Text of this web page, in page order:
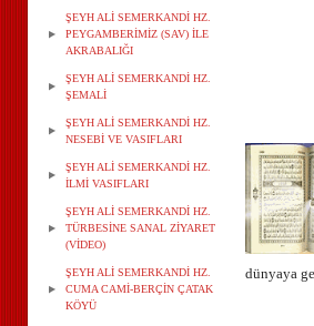
ŞEYH ALİ SEMERKANDİ HZ.
PEYGAMBERİMİZ (SAV) İLE
AKRABALIĞI
ŞEYH ALİ SEMERKANDİ HZ.
ŞEMALİ
ŞEYH ALİ SEMERKANDİ HZ.
NESEBİ VE VASIFLARI
ŞEYH ALİ SEMERKANDİ HZ.
İLMİ VASIFLARI
ŞEYH ALİ SEMERKANDİ HZ.
TÜRBESİNE SANAL ZİYARET
(VİDEO)
ŞEYH ALİ SEMERKANDİ HZ.
CUMA CAMİ-BERÇİN ÇATAK
KÖYÜ
dünyaya